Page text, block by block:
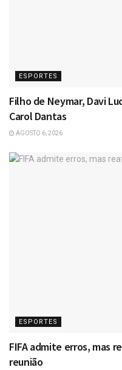
ESPORTES
Filho de Neymar, Davi
Carol Dantas
AGOSTO 6, 2026
ESPORTES
FIFA admite erros, mas
reunião